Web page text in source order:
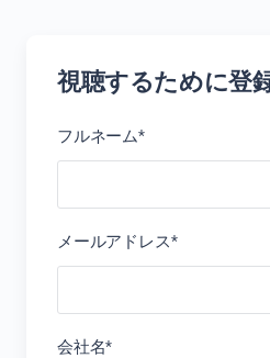
視聴するために登
フルネーム*
メールアドレス*
会社名*